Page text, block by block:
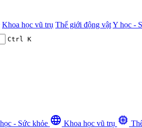
Khoa học vũ trụ Thế giới động vậtY học -
Ctrl K
- Sức khỏe language Khoa học vũ trụ memory